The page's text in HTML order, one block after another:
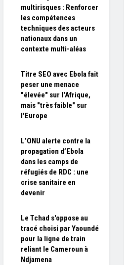
multirisques : Renforcer
les compétences
techniques des acteurs
nationaux dans un
contexte multi-aléas
Titre SEO avec Ebola fait
peser une menace
"élevée" sur l'Afrique,
mais "très faible" sur
l'Europe
L’ONU alerte contre la
propagation d’Ebola
dans les camps de
réfugiés de RDC : une
crise sanitaire en
devenir
Le Tchad s'oppose au
tracé choisi par Yaoundé
pour la ligne de train
reliant le Cameroun à
Ndjamena